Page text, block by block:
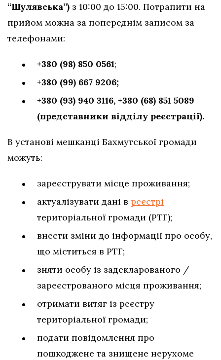
“Шулявська”) з 10:00 до 15:00. Потрапити на
прийом можна за попереднім записом за
телефонами:
+380 (98) 850 0561;
+380 (99) 667 9206;
+380 (93) 940 3116, +380 (68) 851 5089
(представники відділу реєстрації).
В установі мешканці Бахмутської громади
можуть:
зареєструвати місце проживання;
актуалізувати дані в реєстрі
територіальної громади (РТГ);
внести зміни до інформації про особу,
що міститься в РТГ;
зняти особу із задекларованого /
зареєстрованого місця проживання;
отримати витяг із реєстру
територіальної громади;
подати повідомлення про
пошкоджене та знищене нерухоме